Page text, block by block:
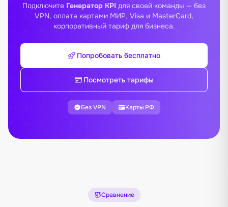
Подключите Генератор KPI для своей команды — без
VPN, оплата картами МИР, Visa и MasterCard,
корпоративный тариф для бизнеса.
Попробовать бесплатно
Посмотреть тарифы
Без VPN Карты РФ
Сравнение